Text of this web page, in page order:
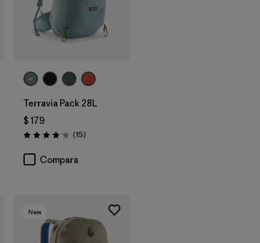
Terravia Pack 28L
$ 179
Valoración: 4.1 / 5
(15Comentarios
)
Compara
New